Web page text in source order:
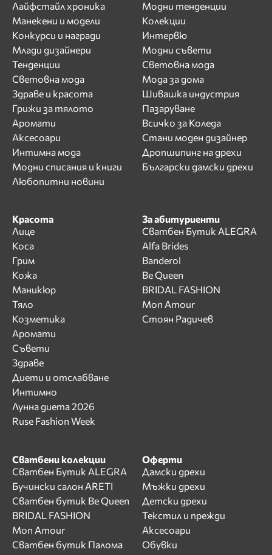
Лайфстайл хроника
Манекени и модели
Конкурси и награди
Млади дизайнери
Тенденции
Световна мода
Здраве и красота
Грижи за тялото
Аромати
Аксесоари
Интимна мода
Модни списания и книги
Любопитни новини
Модни тенденции
Колекции
Интервю
Модни съвети
Световна мода
Мода за дома
Шивашка индустрия
Пазаруване
Всичко за Коледа
Стани моден дизайнер
Дропшипинг на дрехи
Български дамски дрехи
Красота
Лице
Коса
Грим
Кожа
Маникюр
Тяло
Козметика
Аромати
Съвети
Здраве
Диети и отслабване
Интимно
Лунна диета 2026
Ruse Fashion Week
За абитуриенти
Сватбен Бутик ALEGRA
Alfa Brides
Banderol
Be Queen
BRIDAL FASHION
Mon Amour
Стоян Радичев
Сватбени колекции
Сватбен Бутик ALEGRA
Бучински салон ARETI
Сватбен бутик Be Queen
BRIDAL FASHION
Mon Amour
Сватбен бутик Палома
Оферти
Дамски дрехи
Мъжки дрехи
Детски дрехи
Текстил и прежди
Аксесоари
Обувки